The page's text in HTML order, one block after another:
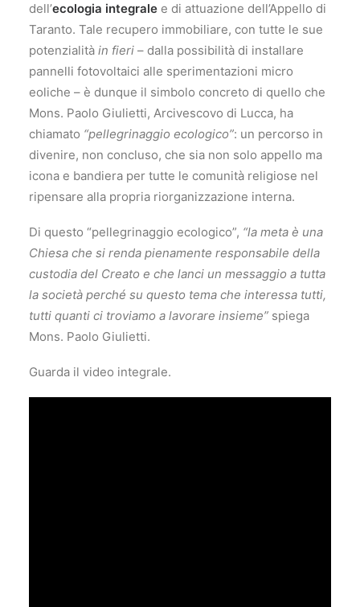
dell’ecologia integrale e di attuazione dell’Appello di
Taranto. Tale recupero immobiliare, con tutte le sue
potenzialità in fieri – dalla possibilità di installare
pannelli fotovoltaici alle sperimentazioni micro
eoliche – è dunque il simbolo concreto di quello che
Mons. Paolo Giulietti, Arcivescovo di Lucca, ha
chiamato “pellegrinaggio ecologico”: un percorso in
divenire, non concluso, che sia non solo appello ma
icona e bandiera per tutte le comunità religiose nel
ripensare alla propria riorganizzazione interna.
Di questo “pellegrinaggio ecologico”, “la meta è una
Chiesa che si renda pienamente responsabile della
custodia del Creato e che lanci un messaggio a tutta
la società perché su questo tema che interessa tutti,
tutti quanti ci troviamo a lavorare insieme” spiega
Mons. Paolo Giulietti.
Guarda il video integrale.